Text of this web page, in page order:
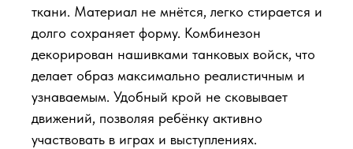
ткани. Материал не мнётся, легко стирается и
долго сохраняет форму. Комбинезон
декорирован нашивками танковых войск, что
делает образ максимально реалистичным и
узнаваемым. Удобный крой не сковывает
движений, позволяя ребёнку активно
участвовать в играх и выступлениях.